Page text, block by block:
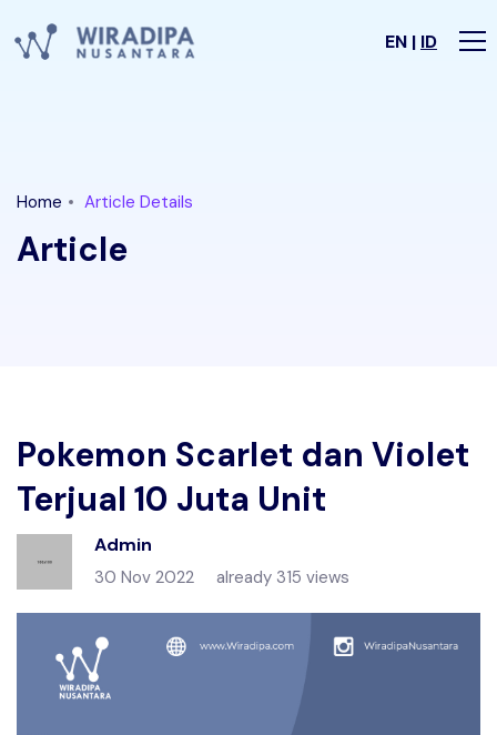
EN | ID
Home Article Details
Article
Pokemon Scarlet dan Violet
Terjual 10 Juta Unit
Admin
30 Nov 2022 already 315 views